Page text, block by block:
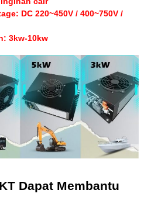
: DC 220~450V / 400~750V /
3kw-10kw
Dapat Membantu